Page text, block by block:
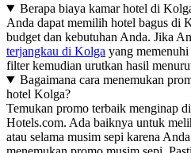
Berapa biaya kamar hotel di
Anda dapat memilih hotel bagus di
budget dan kebutuhan Anda. Jika
terjangkau di Kolga yang
filter kemudian urutkan hasil
Bagaimana cara menemukan
hotel Kolga?
Temukan promo terbaik menginap
Hotels.com. Ada baiknya untuk
atau selama musim sepi karena